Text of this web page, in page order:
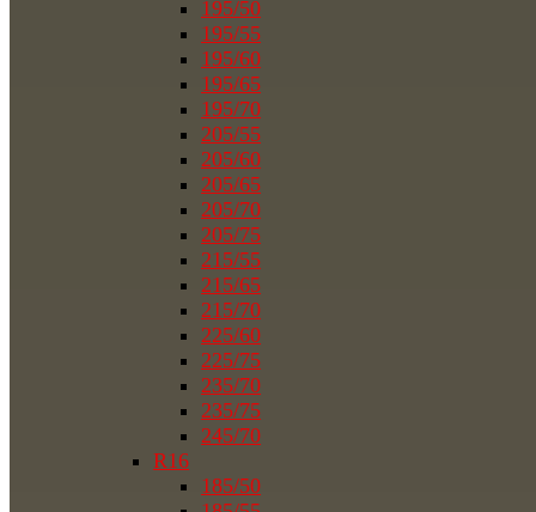
195/50
195/55
195/60
195/65
195/70
205/55
205/60
205/65
205/70
205/75
215/55
215/65
215/70
225/60
225/75
235/70
235/75
245/70
R16
185/50